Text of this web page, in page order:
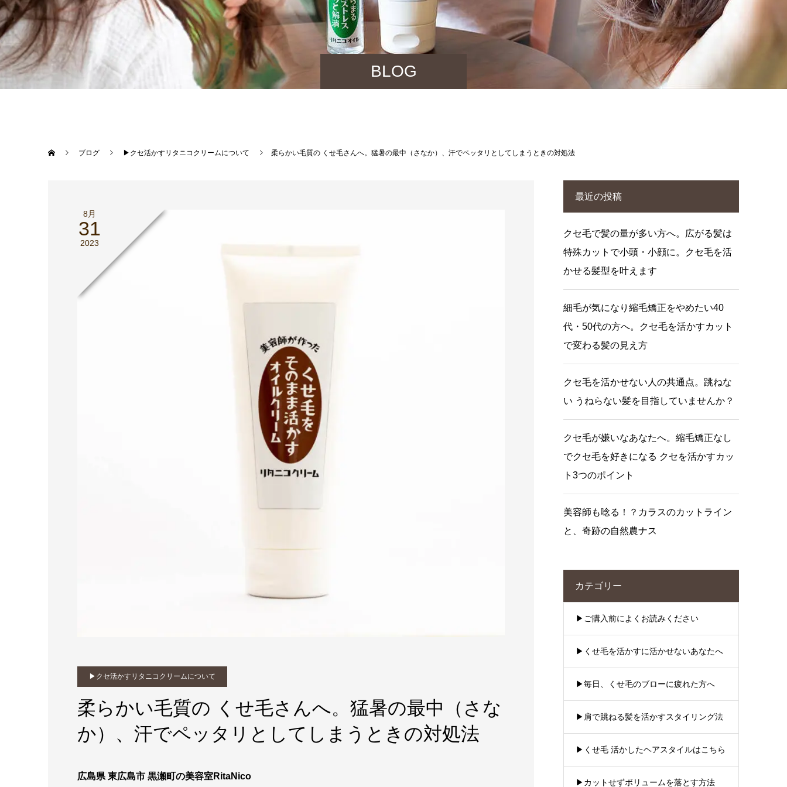
BLOG
ブログ ▶︎クセ活かすリタニコクリームについて 柔らかい毛質の くせ毛さんへ。猛暑の最中（さなか）、汗でペッタリとしてしまうときの対処法
8月
31
2023
▶︎クセ活かすリタニコクリームについて
柔らかい毛質の くせ毛さんへ。猛暑の最中（さな
か）、汗でペッタリとしてしまうときの対処法
広島県 東広島市 黒瀬町の美容室RitaNico
最近の投稿
クセ毛で髪の量が多い方へ。広がる髪は
特殊カットで小頭・小顔に。クセ毛を活
かせる髪型を叶えます
細毛が気になり縮毛矯正をやめたい40
代・50代の方へ。クセ毛を活かすカット
で変わる髪の見え方
クセ毛を活かせない人の共通点。跳ねな
い うねらない髪を目指していませんか？
クセ毛が嫌いなあなたへ。縮毛矯正なし
でクセ毛を好きになる クセを活かすカッ
ト3つのポイント
美容師も唸る！？カラスのカットライン
と、奇跡の自然農ナス
カテゴリー
▶︎ご購入前によくお読みください
▶︎くせ毛を活かすに活かせないあなたへ
▶︎毎日、くせ毛のブローに疲れた方へ
▶︎肩で跳ねる髪を活かすスタイリング法
▶︎くせ毛 活かしたヘアスタイルはこちら
▶︎カットせずボリュームを落とす方法